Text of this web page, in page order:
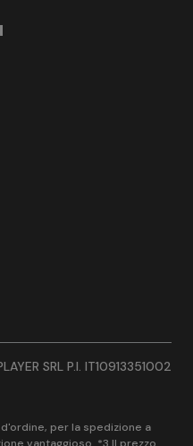
SRL P.I. IT10913351002
per la spedizione a